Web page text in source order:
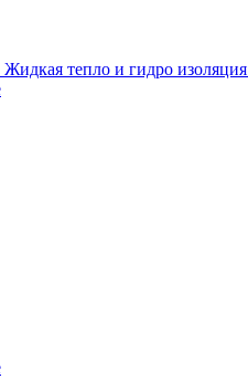
Жидкая тепло и гидро изоляция